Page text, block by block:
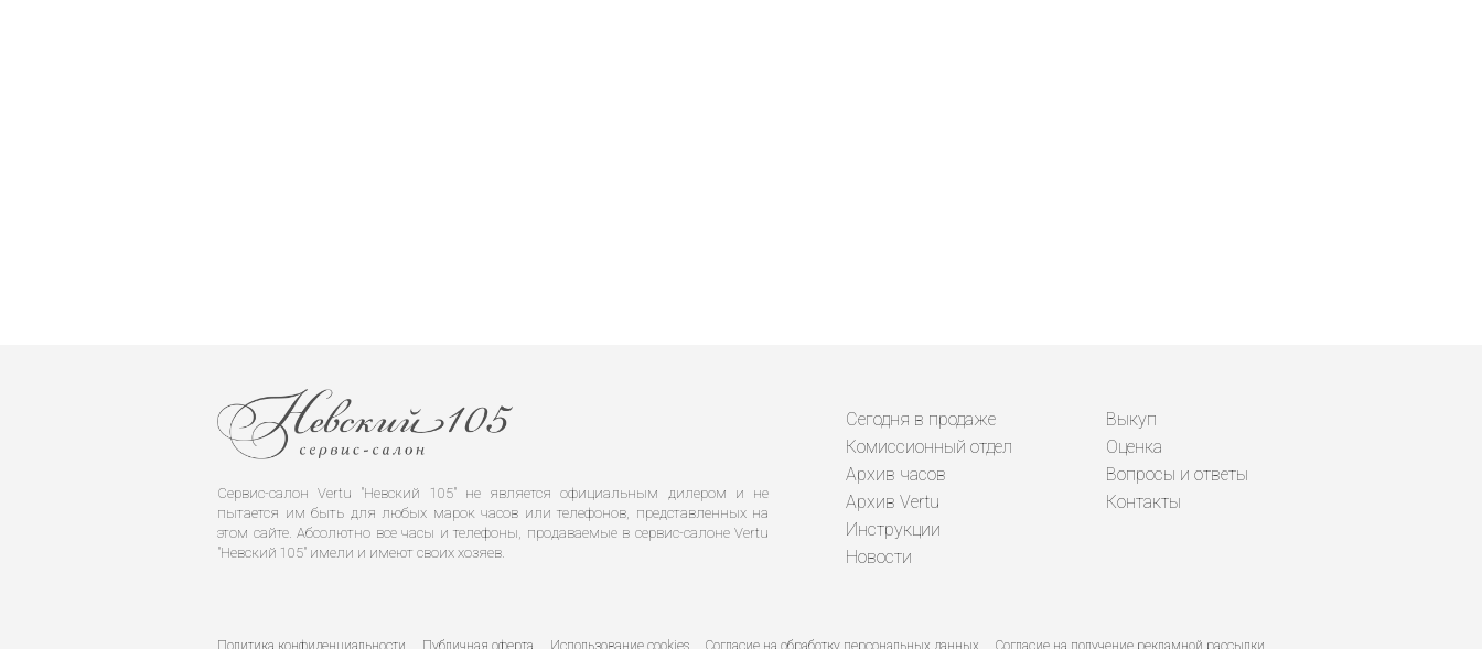
Сервис-салон Vertu "Невский 105" не является официальным дилером и не
пытается им быть для любых марок часов или телефонов, представленных на
этом сайте. Абсолютно все часы и телефоны, продаваемые в сервис-салоне Vertu
"Невский 105" имели и имеют своих хозяев.
Сегодня в продаже
Комиссионный отдел
Архив часов
Архив Vertu
Инструкции
Новости
Выкуп
Оценка
Вопросы и ответы
Контакты
Политика конфиденциальности Публичная оферта Использование cookies Согласие на обработку персональных данных Согласие на получение рекламной рассылки